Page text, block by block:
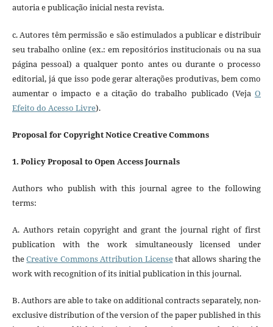
autoria e publicação inicial nesta revista.
c. Autores têm permissão e são estimulados a publicar e distribuir
seu trabalho online (ex.: em repositórios institucionais ou na sua
página pessoal) a qualquer ponto antes ou durante o processo
editorial, já que isso pode gerar alterações produtivas, bem como
aumentar o impacto e a citação do trabalho publicado (VejaO
Efeito do Acesso Livre).
Proposal for Copyright Notice Creative Commons
1. Policy Proposal to Open Access Journals
Authors who publish with this journal agree to the following
terms:
A. Authors retain copyright and grant the journal right of first
publication with the work simultaneously licensed under
theCreative Commons Attribution Licensethat allows sharing the
work with recognition of its initial publication in this journal.
B. Authors are able to take on additional contracts separately, non-
exclusive distribution of the version of the paper published in this